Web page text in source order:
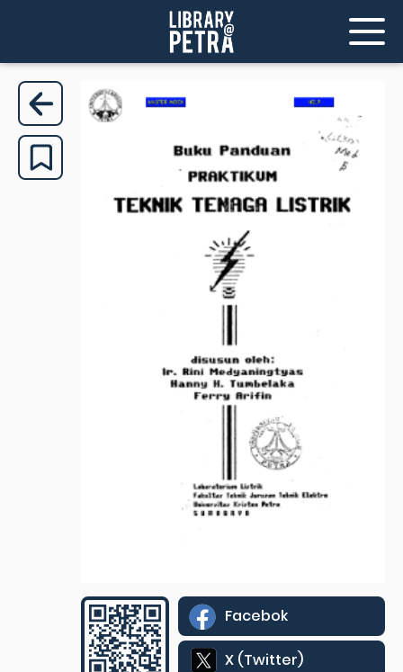
Facebok
X (Twitter)